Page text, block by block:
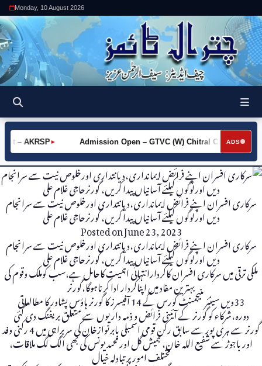
Monday, 10 August 2026
ADS
►
– AKRSP ►
Admission Open – GTVC (W) Chitral City
سرکاری افسران اپنے فرائض ایمانداری،دیانتداری اورخلوص نیت سے سرانجام
دیں اورلوگوں کیلئے آسانیاں پیدا کریں، گورنرحاجی غلام علی
Posted onJune 23, 2023
سرکاری افسران اپنے فرائض ایمانداری،دیانتداری اورخلوص نیت سے سرانجام
دیں اورلوگوں کیلئے آسانیاں پیدا کریں، گورنرحاجی غلام علی
ملکی ترقی میں سرکاری افسران کاکردارانتہائی اہمیت کاحامل ہے،سب کوملک وقوم کی
بہترین مفاد میں اپناکردار ادا کرناہوگا،گورنر
33ویں سینئر منیجمنٹ کورس کے 14 آفیسرز کا گورنر ہاؤس پشاور کا مطالعاتی
دورہ،شرکاء کو گورنر کے آئینی فرائض و ذمہ داریوں سے متعلق بریفنگ دی گئی
گورنر سے ہری پور سے سابق رکن قومی اسمبلی بابرنوازخان کی سربراہی میں 4 رکنی وفد
اور باجوڑ سے شفیع اللہ خان، ہمیش گل اور محمدیونس کی بھی الگ لگ ملاقات،
مختلف امور پر تبادلہ خیال